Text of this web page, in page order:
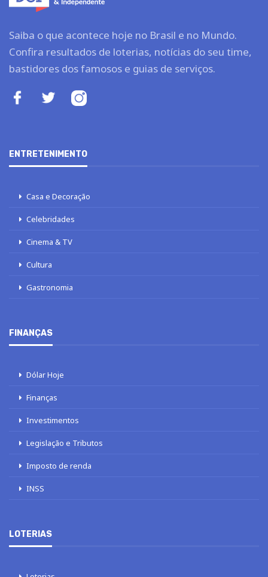
Saiba o que acontece hoje no Brasil e no Mundo.
Confira resultados de loterias, notícias do seu time,
bastidores dos famosos e guias de serviços.
ENTRETENIMENTO
Casa e Decoração
Celebridades
Cinema & TV
Cultura
Gastronomia
FINANÇAS
Dólar Hoje
Finanças
Investimentos
Legislação e Tributos
Imposto de renda
INSS
LOTERIAS